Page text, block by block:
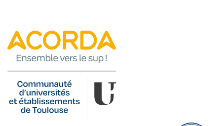
Contact scolarité
Chef de département :Philippe DECLOÎTRE